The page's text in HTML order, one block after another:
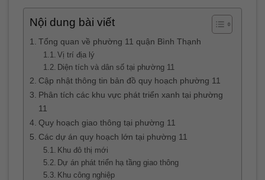
Nội dung bài viết
Tổng quan về phường 11 quận Bình Thạnh
Vị trí địa lý
Diện tích và dân số tại phường 11
Cập nhật thông tin bản đồ quy hoạch phường 11
Phân tích các khu vực phát triển xanh tại phường
11
Quy hoạch giao thông tại phường 11
Các dự án quy hoạch lớn tại phường 11
Khu đô thị mới
Dự án phát triển hạ tầng giao thông
Khu công nghiệp